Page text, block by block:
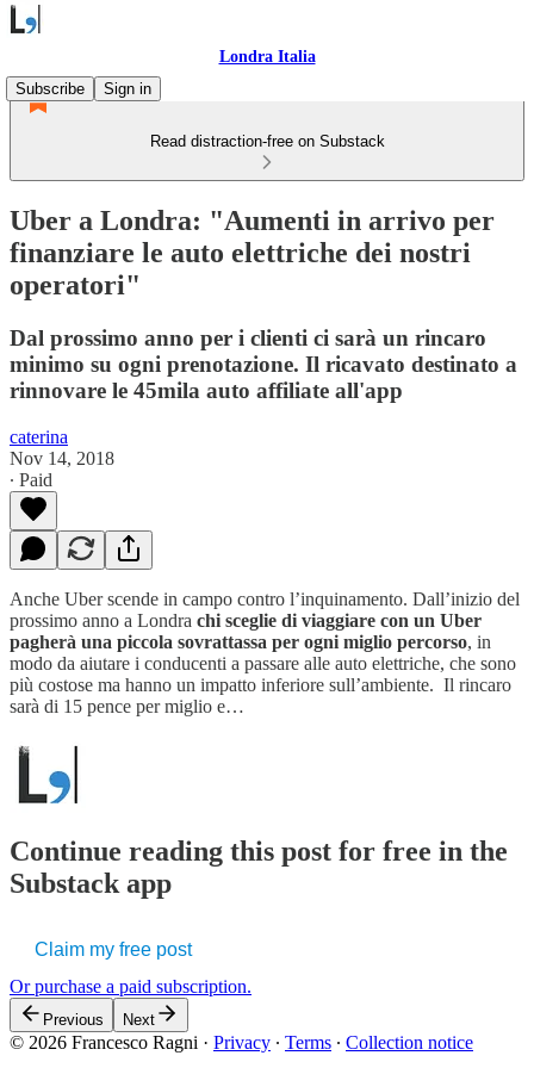
Londra Italia
Subscribe
Sign in
Read distraction-free on Substack
Uber a Londra: "Aumenti in arrivo per
finanziare le auto elettriche dei nostri
operatori"
Dal prossimo anno per i clienti ci sarà un rincaro
minimo su ogni prenotazione. Il ricavato destinato a
rinnovare le 45mila auto affiliate all'app
caterina
Nov 14, 2018
∙ Paid
Anche Uber scende in campo contro l’inquinamento. Dall’inizio del
prossimo anno a Londra chi sceglie di viaggiare con un Uber
pagherà una piccola sovrattassa per ogni miglio percorso, in
modo da aiutare i conducenti a passare alle auto elettriche, che sono
più costose ma hanno un impatto inferiore sull’ambiente. Il rincaro
sarà di 15 pence per miglio e…
Continue reading this post for free in the
Substack app
Claim my free post
Or purchase a paid subscription.
Previous Next
© 2026 Francesco Ragni · Privacy ∙ Terms ∙ Collection notice